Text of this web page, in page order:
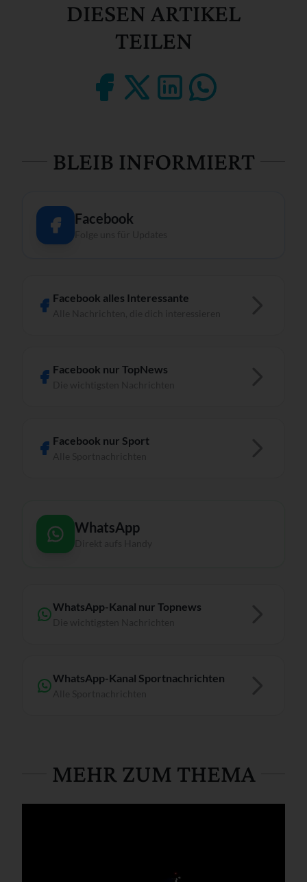
DIESEN ARTIKEL
TEILEN
BLEIB INFORMIERT
Facebook
Facebook alles Interessante
Facebook nur TopNews
Facebook nur Sport
WhatsApp
WhatsApp-Kanal nur Topnews
WhatsApp-Kanal Sportnachrichten
MEHR ZUM THEMA